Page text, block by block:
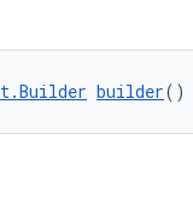
builder()